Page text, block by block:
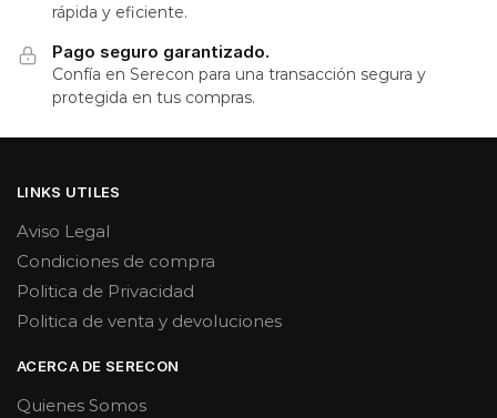
rápida y eficiente.
Pago seguro garantizado.
Confía en Serecon para una transacción segura y
protegida en tus compras.
LINKS UTILES
Aviso Legal
Condiciones de compra
Politica de Privacidad
Politica de venta y devoluciones
ACERCA DE SERECON
Quienes Somos